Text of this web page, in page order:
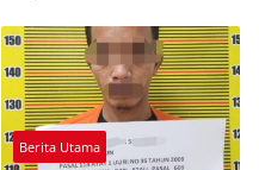
Berita Utama